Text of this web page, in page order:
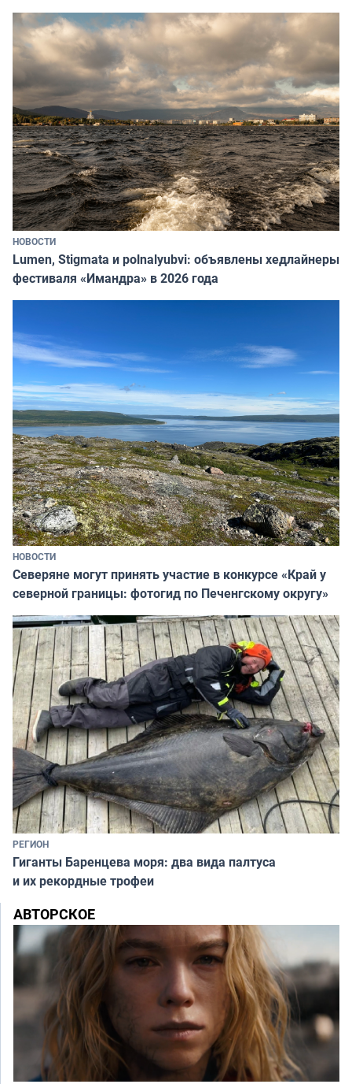
НОВОСТИ
Lumen, Stigmata и polnalyubvi: объявлены хедлайнеры
фестиваля «Имандра» в 2026 года
НОВОСТИ
Северяне могут принять участие в конкурсе «Край у
северной границы: фотогид по Печенгскому округу»
РЕГИОН
Гиганты Баренцева моря: два вида палтуса
и их рекордные трофеи
АВТОРСКОЕ